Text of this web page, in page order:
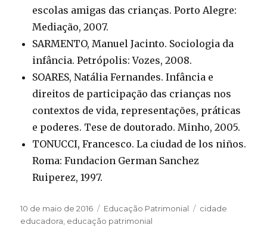
escolas amigas das crianças. Porto Alegre:
Mediação, 2007.
SARMENTO, Manuel Jacinto. Sociologia da
infância. Petrópolis: Vozes, 2008.
SOARES, Natália Fernandes. Infância e
direitos de participação das crianças nos
contextos de vida, representações, práticas
e poderes. Tese de doutorado. Minho, 2005.
TONUCCI, Francesco. La ciudad de los niños.
Roma: Fundacion German Sanchez
Ruiperez, 1997.
Publicado
em
10 de maio de 2016 Categorias
Educação Patrimonial Tags
cidade
educadora educação patrimonial